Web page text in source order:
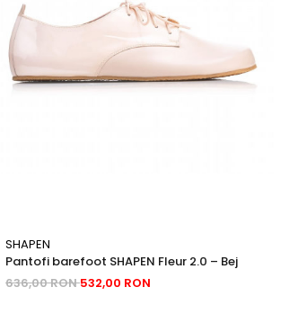
SHAPEN
Pantofi barefoot SHAPEN Fleur 2.0 – Bej
636,00 RON532,00 RON